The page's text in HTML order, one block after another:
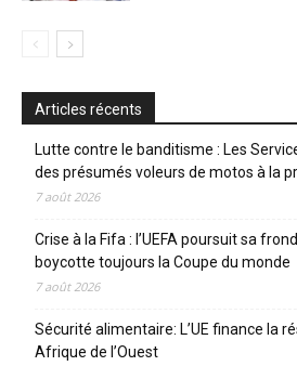
Articles récents
Lutte contre le banditisme : Les
des présumés voleurs de motos à la
7 août 2026
Crise à la Fifa : l’UEFA poursuit sa
boycotte toujours la Coupe du monde
7 août 2026
Sécurité alimentaire: L’UE finance la
Afrique de l’Ouest